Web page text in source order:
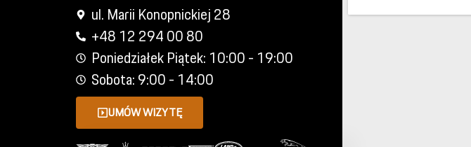
ul. Marii Konopnickiej 28
+48 12 294 00 80
Poniedziałek Piątek: 10:00 - 19:00
Sobota: 9:00 - 14:00
UMÓW WIZYTĘ